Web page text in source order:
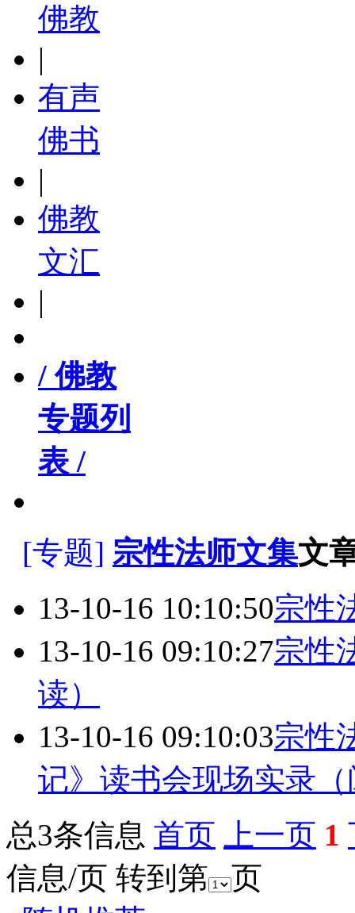
佛教
|
有声
佛书
|
佛教
文汇
|
/ 佛教
专题列
表 /
[专题] 宗性法师文集文
13-10-16 10:10:50宗性
13-10-16 09:10:27宗性
读）
13-10-16 09:10:03宗性
记》读书会现场实录（
总3条信息 首页 上一页 1
信息/页 转到第
页